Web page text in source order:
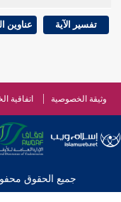
تفسير الآية عناوين
وثيقة الخصوصية اتفاقية
جميع الحقوق محفوظة © 2026 - 1998